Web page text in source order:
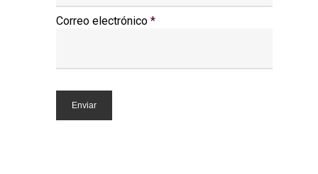
Correo electrónico *